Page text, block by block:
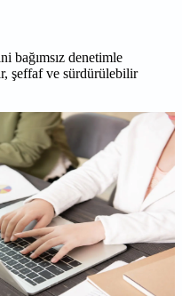
bağımsız denetimle
şeffaf ve sürdürülebilir